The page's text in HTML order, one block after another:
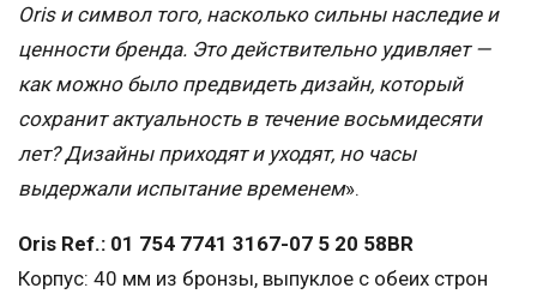
Oris и символ того, насколько сильны наследие и
ценности бренда. Это действительно удивляет —
как можно было предвидеть дизайн, который
сохранит актуальность в течение восьмидесяти
лет? Дизайны приходят и уходят, но часы
выдержали испытание временем».
Oris Ref.: 01 754 7741 3167-07 5 20 58BR
Корпус: 40 мм из бронзы, выпуклое с обеих строн